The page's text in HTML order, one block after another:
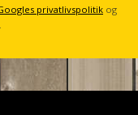
privatlivspolitik og